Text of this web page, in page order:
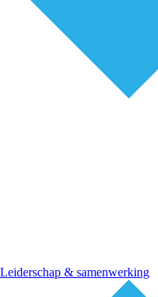
Leiderschap & samenwerking